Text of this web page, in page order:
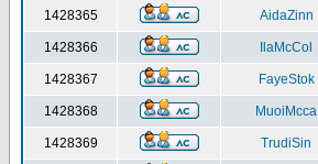
1428365 AidaZinn
1428366 IlaMcCol
1428367 FayeStok
1428368 MuoiMcca
1428369 TrudiSin